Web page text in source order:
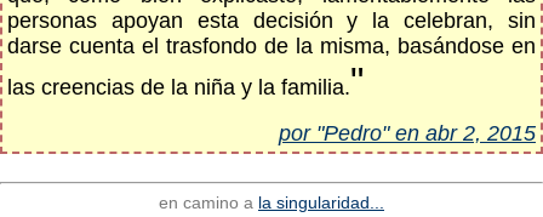
personas apoyan esta decisión y la celebran, sin
darse cuenta el trasfondo de la misma, basándose en
las creencias de la niña y la familia."
por "Pedro" en abr 2, 2015
en camino a la singularidad...